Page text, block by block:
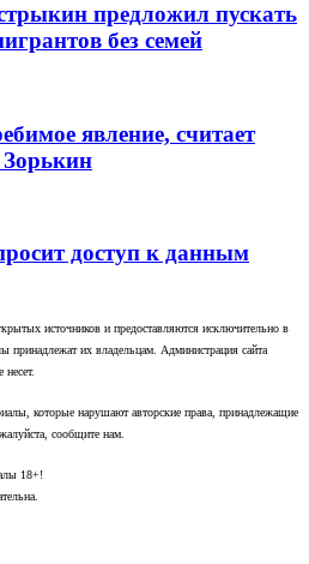
предложил пускать
без семей
явление, считает
доступ к данным
источников и предоставляются исключительно в
принадлежат их владельцам. Администрация сайта
несет.
которые нарушают авторские права, принадлежащие
сообщите нам.
18+!